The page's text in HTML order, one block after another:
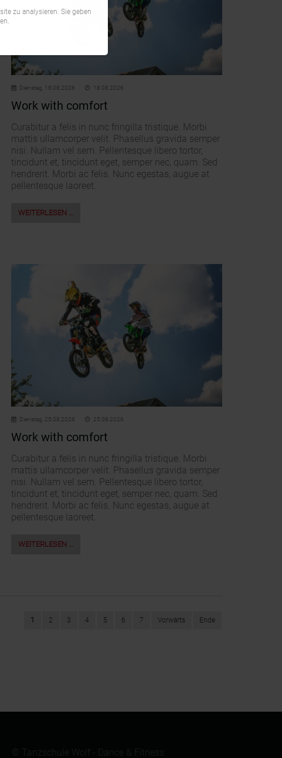
Dienstag, 18.08.2026 18.08.2026
Work with comfort
Curabitur a felis in nunc fringilla tristique. Morbi
mattis ullamcorper velit. Phasellus gravida semper
nisi. Nullam vel sem. Pellentesque libero tortor,
tincidunt et, tincidunt eget, semper nec, quam. Sed
hendrerit. Morbi ac felis. Nunc egestas, augue at
pellentesque laoreet.
WEITERLESEN …
Dienstag, 25.08.2026 25.08.2026
Work with comfort
Curabitur a felis in nunc fringilla tristique. Morbi
mattis ullamcorper velit. Phasellus gravida semper
nisi. Nullam vel sem. Pellentesque libero tortor,
tincidunt et, tincidunt eget, semper nec, quam. Sed
hendrerit. Morbi ac felis. Nunc egestas, augue at
pellentesque laoreet.
WEITERLESEN …
1 2 3 4 5 6 7 Vorwärts Ende
© Tanzschule Wolf - Dance & Fitness
zu analysieren. Sie geben